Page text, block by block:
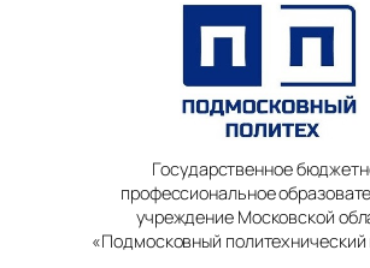
Государственное
профессиональное
учреждение Московской
«Подмосковный